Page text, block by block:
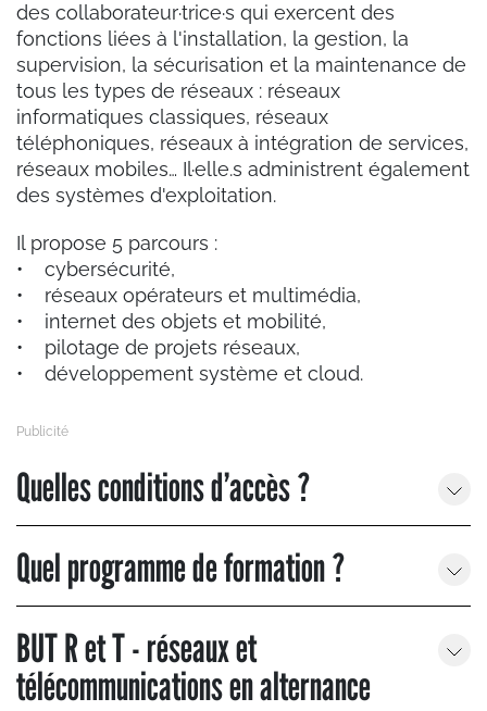
des collaborateur·trice·s qui exercent des
fonctions liées à l'installation, la gestion, la
supervision, la sécurisation et la maintenance de
tous les types de réseaux : réseaux
informatiques classiques, réseaux
téléphoniques, réseaux à intégration de services,
réseaux mobiles… Il·elle.s administrent également
des systèmes d'exploitation.
Il propose 5 parcours :
• cybersécurité,
• réseaux opérateurs et multimédia,
• internet des objets et mobilité,
• pilotage de projets réseaux,
• développement système et cloud.
Quelles conditions d’accès ?
Quel programme de formation ?
BUT R et T - réseaux et
télécommunications en alternance